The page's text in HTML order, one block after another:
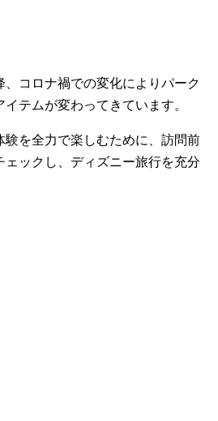
コロナ禍での変化によりパーク
テムが変わってきています。
験を全力で楽しむために、訪問前
ェックし、ディズニー旅行を充分